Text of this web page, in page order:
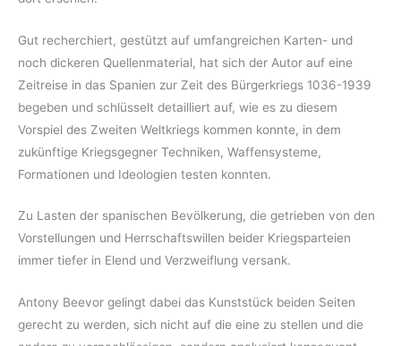
Gut recherchiert, gestützt auf umfangreichen Karten- und
noch dickeren Quellenmaterial, hat sich der Autor auf eine
Zeitreise in das Spanien zur Zeit des Bürgerkriegs 1036-1939
begeben und schlüsselt detailliert auf, wie es zu diesem
Vorspiel des Zweiten Weltkriegs kommen konnte, in dem
zukünftige Kriegsgegner Techniken, Waffensysteme,
Formationen und Ideologien testen konnten.
Zu Lasten der spanischen Bevölkerung, die getrieben von den
Vorstellungen und Herrschaftswillen beider Kriegsparteien
immer tiefer in Elend und Verzweiflung versank.
Antony Beevor gelingt dabei das Kunststück beiden Seiten
gerecht zu werden, sich nicht auf die eine zu stellen und die